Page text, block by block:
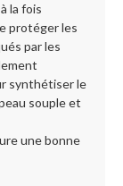
la fois
protéger les
par les
synthétiser le
souple et
une bonne